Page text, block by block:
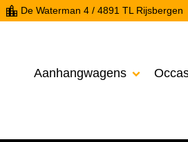
De Waterman 4 / 4891 TL Rijsbergen
Aanhangwagens 